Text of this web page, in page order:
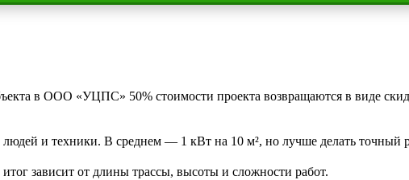
в ООО «УЦПС» 50% стоимости проекта возвращаются в виде
и техники. В среднем — 1 кВт на 10 м², но лучше делать точный
зависит от длины трассы, высоты и сложности работ.